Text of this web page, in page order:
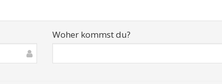
Woher kommst du?